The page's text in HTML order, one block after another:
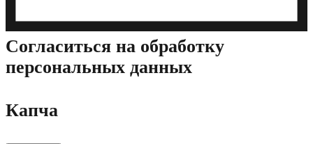
Cогласиться на обработку
персональных данных
Капча